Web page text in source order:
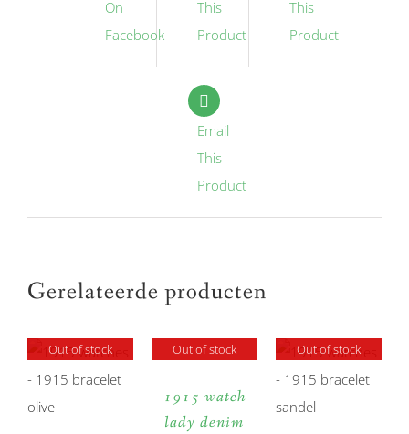
On
Facebook
This
Product
This
Product
Email
This
Product
Gerelateerde producten
Out of stock Out of stock
1915 watch
lady denim
Out of stock